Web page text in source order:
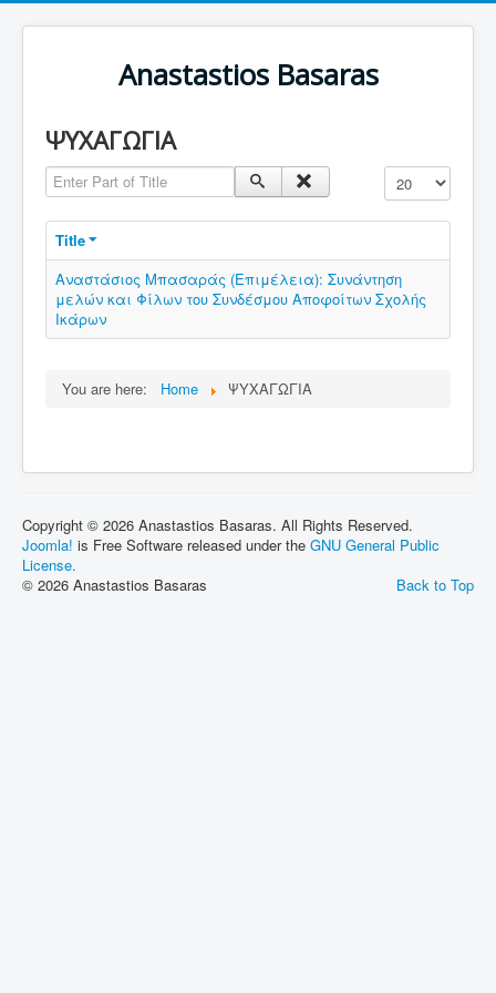
Anastastios Basaras
ΨΥΧΑΓΩΓΙΑ
Enter Part of Title Display #
Title
Αναστάσιος Μπασαράς (Επιμέλεια): Συνάντηση
μελών και Φίλων του Συνδέσμου Αποφοίτων Σχολής
Ικάρων
You are here: Home ΨΥΧΑΓΩΓΙΑ
Copyright © 2026 Anastastios Basaras. All Rights Reserved.
Joomla! is Free Software released under the GNU General Public
License.
Back to Top
© 2026 Anastastios Basaras